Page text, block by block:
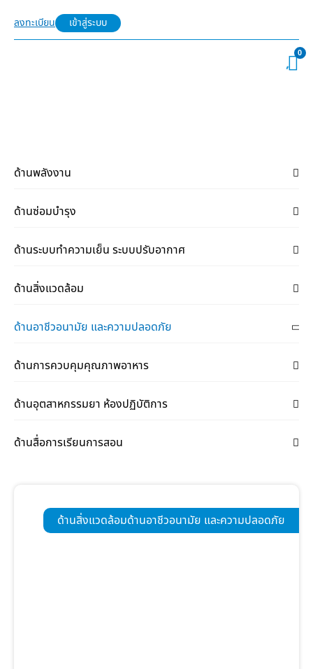
ลงทะเบียน เข้าสู่ระบบ
0
ด้านพลังงาน
ด้านซ่อมบำรุง
ด้านระบบทำความเย็น ระบบปรับอากาศ
ด้านสิ่งแวดล้อม
ด้านอาชีวอนามัย และความปลอดภัย
ด้านการควบคุมคุณภาพอาหาร
ด้านอุตสาหกรรมยา ห้องปฏิบัติการ
ด้านสื่อการเรียนการสอน
ด้านสิ่งแวดล้อมด้านอาชีวอนามัย และความปลอดภัย